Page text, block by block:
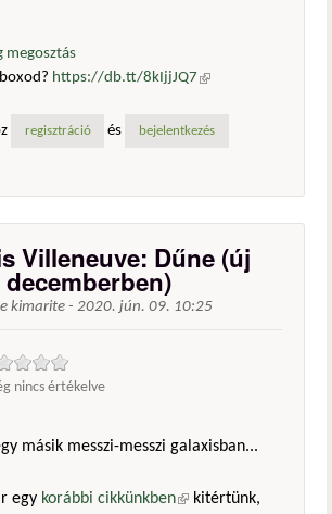
megosztás
https://db.tt/8kIjjJQ7 (külső
regisztráció és bejelentkezés
Villeneuve: Dűne (új
kimarite - 2020. jún. 09. 10:25
nincs értékelve
másik messzi-messzi galaxisban...
egy korábbi cikkünkben(külső hivatkozás)
kitértünk,